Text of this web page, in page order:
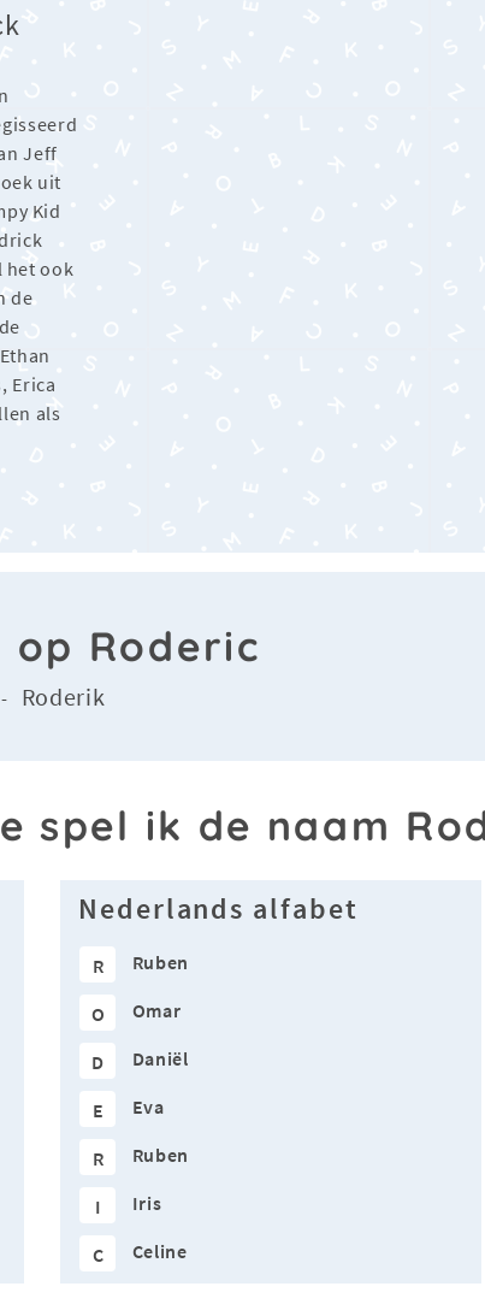
Jeff
uit
Kid
het ook
de
Erica
als
op Roderic
- Roderik
spel ik de naam
Nederlands alfabet
R Ruben
O Omar
D Daniël
E Eva
R Ruben
I Iris
C Celine